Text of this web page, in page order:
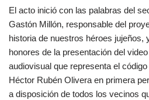
El acto inició con las palabras del
Gastón Millón, responsable del
historia de nuestros héroes jujeños,
honores de la presentación del
audiovisual que representa el
Héctor Rubén Olivera en primera
a disposición de todos los vecinos